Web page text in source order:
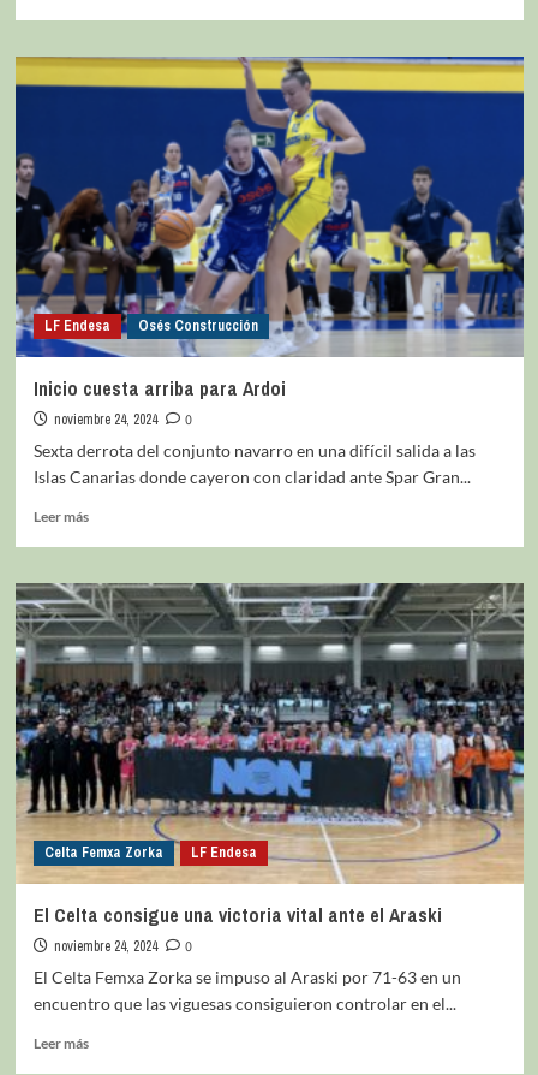
LF Endesa Osés Construcción
Inicio cuesta arriba para Ardoi
noviembre 24, 2024
0
Sexta derrota del conjunto navarro en una difícil salida a las
Islas Canarias donde cayeron con claridad ante Spar Gran...
Leer más
Celta Femxa Zorka LF Endesa
El Celta consigue una victoria vital ante el Araski
noviembre 24, 2024
0
El Celta Femxa Zorka se impuso al Araski por 71-63 en un
encuentro que las viguesas consiguieron controlar en el...
Leer más